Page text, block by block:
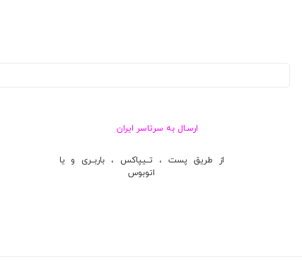
ارسـال به سرتاسر ایران
از طریق پست ، تــیپاکس ، باربــری و یا
اتوبوس